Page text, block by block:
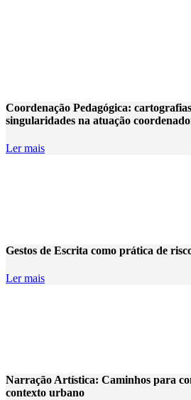
Coordenação Pedagógica:
singularidades na atuação
Ler mais
Gestos de Escrita como prática de
Ler mais
Narração Artística: Caminhos para
contexto urbano